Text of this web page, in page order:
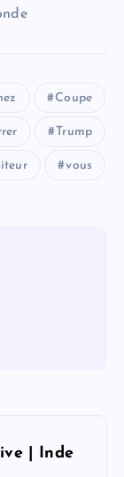
Coupe
Trump
vous
| Inde